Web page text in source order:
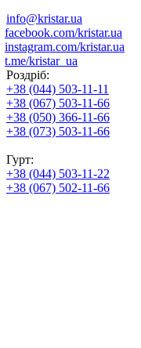
info@kristar.ua
facebook.com/kristar.ua
instagram.com/kristar.ua
t.me/kristar_ua
Роздріб:
+38 (044) 503-11-11
+38 (067) 503-11-66
+38 (050) 366-11-66
+38 (073) 503-11-66
Гурт:
+38 (044) 503-11-22
+38 (067) 502-11-66